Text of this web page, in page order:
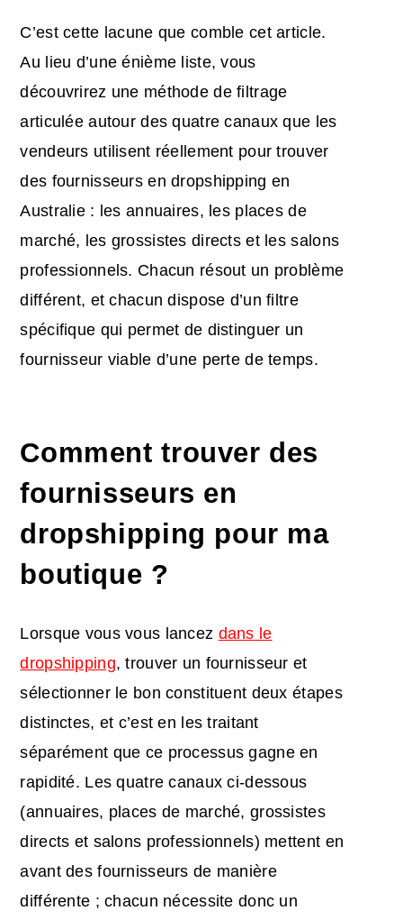
C’est cette lacune que comble cet article.
Au lieu d’une énième liste, vous
découvrirez une méthode de filtrage
articulée autour des quatre canaux que les
vendeurs utilisent réellement pour trouver
des fournisseurs en dropshipping en
Australie : les annuaires, les places de
marché, les grossistes directs et les salons
professionnels. Chacun résout un problème
différent, et chacun dispose d’un filtre
spécifique qui permet de distinguer un
fournisseur viable d’une perte de temps.
Comment trouver des
fournisseurs en
dropshipping pour ma
boutique ?
Lorsque vous vous lancez dans le
dropshipping, trouver un fournisseur et
sélectionner le bon constituent deux étapes
distinctes, et c’est en les traitant
séparément que ce processus gagne en
rapidité. Les quatre canaux ci-dessous
(annuaires, places de marché, grossistes
directs et salons professionnels) mettent en
avant des fournisseurs de manière
différente ; chacun nécessite donc un